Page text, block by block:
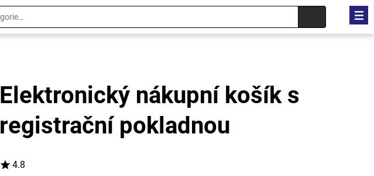
Elektronický nákupní košík s
registrační pokladnou
4.8